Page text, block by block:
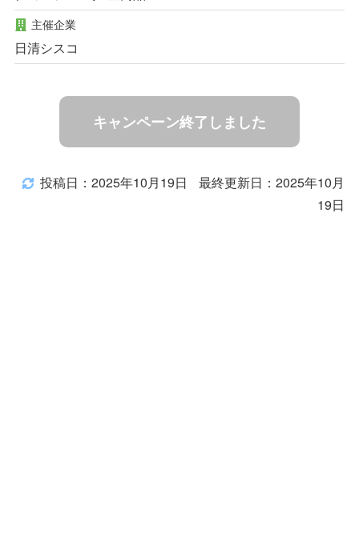
主催企業
日清シスコ
キャンペーン終了しました
投稿日：2025年10月19日
最終更新日：2025年10月
19日